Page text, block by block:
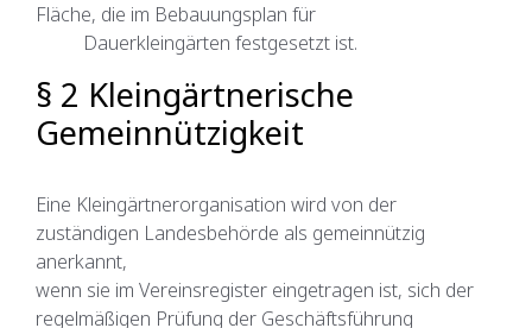
Fläche, die im Bebauungsplan für
Dauerkleingärten festgesetzt ist.
§ 2 Kleingärtnerische
Gemeinnützigkeit
Eine Kleingärtnerorganisation wird von der
zuständigen Landesbehörde als gemeinnützig
anerkannt,
wenn sie im Vereinsregister eingetragen ist, sich der
regelmäßigen Prüfung der Geschäftsführung